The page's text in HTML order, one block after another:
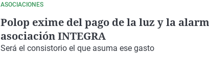
ASOCIACIONES
Polop exime del pago de la luz y la
asociación INTEGRA
Será el consistorio el que asuma ese gasto